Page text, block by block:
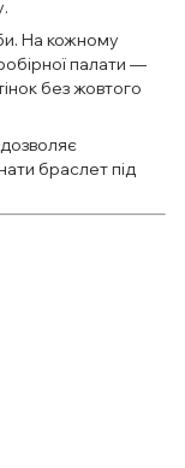
На кожному
палати —
без жовтого
браслет під